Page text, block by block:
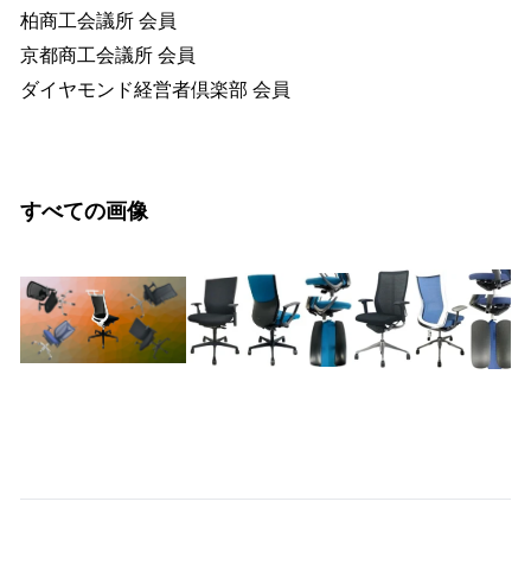
柏商工会議所 会員
京都商工会議所 会員
ダイヤモンド経営者倶楽部 会員
すべての画像